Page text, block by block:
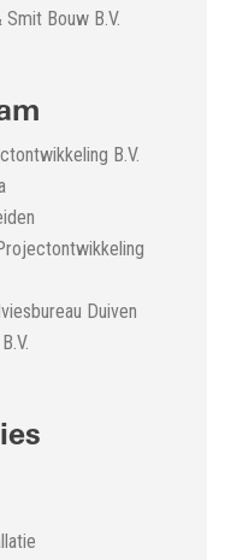
Bouw B.V.
B.V.
Duiven